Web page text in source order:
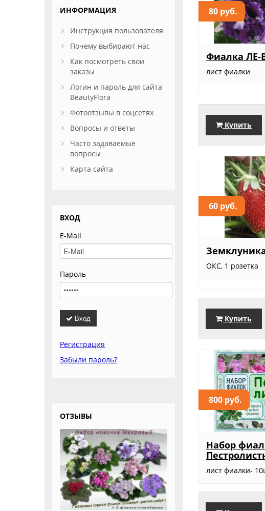
80 руб.
Фиалка ЛЕ-
лист фиалки
Купить
60 руб.
ОКС, 1 розетка
Купить
800 руб.
Набор
лист фиалки-
ИНФОРМАЦИЯ
Инструкция пользователя
Почему выбирают нас
Как посмотреть свои
заказы
Логин и пароль для сайта
BeautyFlora
Фотоотзывы в соцсетях
Вопросы и ответы
Часто задаваемые
вопросы
Карта сайта
ВХОД
E-Mail
Пароль
Вход
Регистрация
Забыли пароль?
ОТЗЫВЫ